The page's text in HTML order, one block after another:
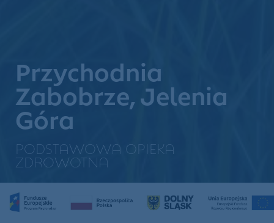
Przychodnia
Zabobrze, Jelenia
Góra
PODSTAWOWA OPIEKA
ZDROWOTNA